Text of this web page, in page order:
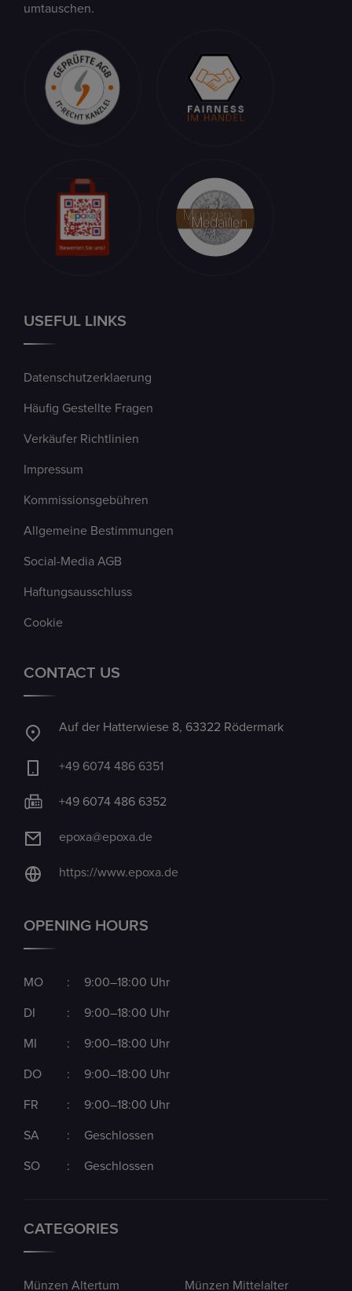
umtauschen.
USEFUL LINKS
Datenschutzerklaerung
Häufig Gestellte Fragen
Verkäufer Richtlinien
Impressum
Kommissionsgebühren
Allgemeine Bestimmungen
Social-Media AGB
Haftungsausschluss
Cookie
CONTACT US
Auf der Hatterwiese 8, 63322 Rödermark
+49 6074 486 6351
+49 6074 486 6352
epoxa@epoxa.de
https://www.epoxa.de
OPENING HOURS
MO : 9:00–18:00 Uhr
DI : 9:00–18:00 Uhr
MI : 9:00–18:00 Uhr
DO : 9:00–18:00 Uhr
FR : 9:00–18:00 Uhr
SA : Geschlossen
SO : Geschlossen
CATEGORIES
Münzen Altertum Münzen Mittelalter